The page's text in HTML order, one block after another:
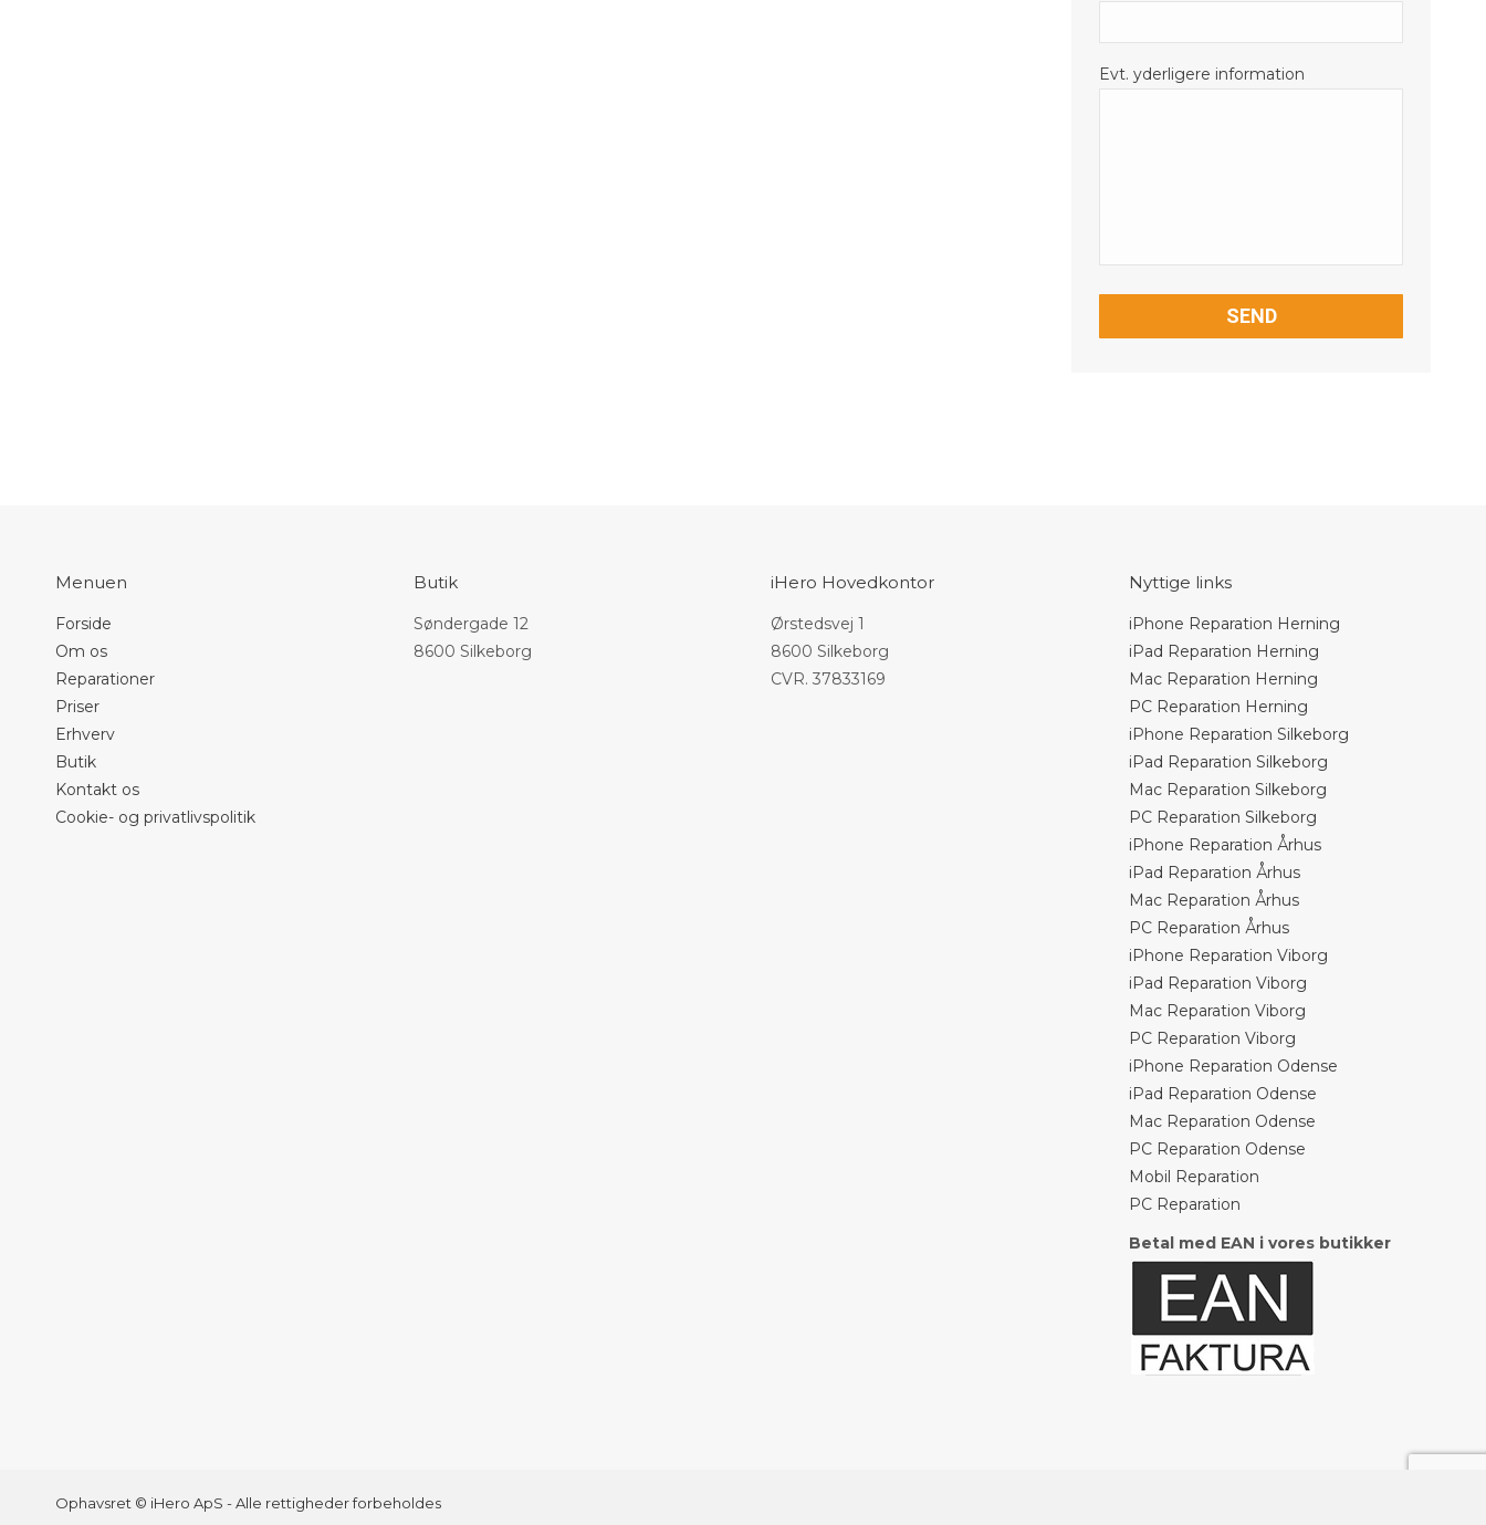
Evt. yderligere information
Menuen
Forside
Om os
Reparationer
Priser
Erhverv
Butik
Kontakt os
Cookie- og privatlivspolitik
Butik
Søndergade 12
8600 Silkeborg
iHero Hovedkontor
Ørstedsvej 1
8600 Silkeborg
CVR. 37833169
Nyttige links
iPhone Reparation Herning
iPad Reparation Herning
Mac Reparation Herning
PC Reparation Herning
iPhone Reparation Silkeborg
iPad Reparation Silkeborg
Mac Reparation Silkeborg
PC Reparation Silkeborg
iPhone Reparation Århus
iPad Reparation Århus
Mac Reparation Århus
PC Reparation Århus
iPhone Reparation Viborg
iPad Reparation Viborg
Mac Reparation Viborg
PC Reparation Viborg
iPhone Reparation Odense
iPad Reparation Odense
Mac Reparation Odense
PC Reparation Odense
Mobil Reparation
PC Reparation
Betal med EAN i vores butikker
Ophavsret © iHero ApS - Alle rettigheder forbeholdes